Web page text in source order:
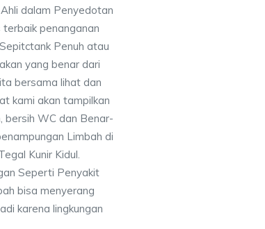
dalam Penyedotan
terbaik penanganan
Penuh atau
yang benar dari
bersama lihat dan
kami akan tampilkan
bersih WC dan Benar-
Limbah di
Kunir Kidul.
Seperti Penyakit
bisa menyerang
karena lingkungan